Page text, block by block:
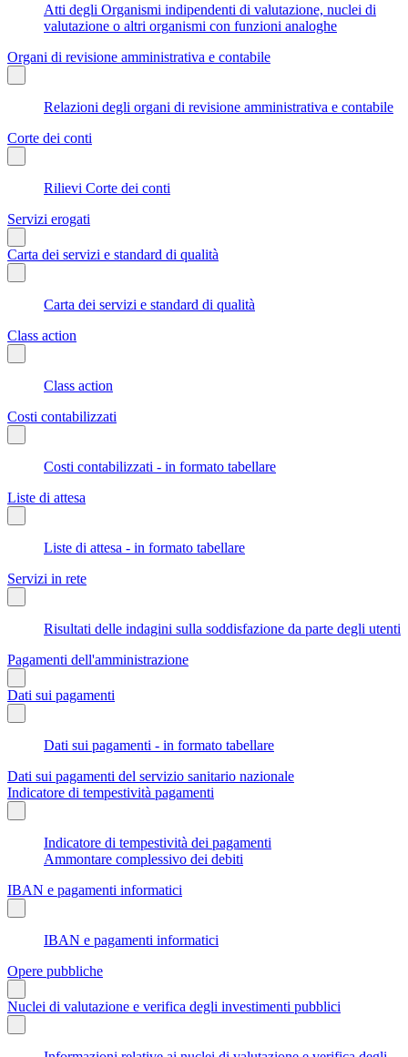
Atti degli Organismi indipendenti di valutazione, nuclei di
valutazione o altri organismi con funzioni analoghe
Organi di revisione amministrativa e contabile
Relazioni degli organi di revisione amministrativa e contabile
Corte dei conti
Rilievi Corte dei conti
Servizi erogati
Carta dei servizi e standard di qualità
Carta dei servizi e standard di qualità
Class action
Class action
Costi contabilizzati
Costi contabilizzati - in formato tabellare
Liste di attesa
Liste di attesa - in formato tabellare
Servizi in rete
Risultati delle indagini sulla soddisfazione da parte degli utenti
Pagamenti dell'amministrazione
Dati sui pagamenti
Dati sui pagamenti - in formato tabellare
Dati sui pagamenti del servizio sanitario nazionale
Indicatore di tempestività pagamenti
Indicatore di tempestività dei pagamenti
Ammontare complessivo dei debiti
IBAN e pagamenti informatici
IBAN e pagamenti informatici
Opere pubbliche
Nuclei di valutazione e verifica degli investimenti pubblici